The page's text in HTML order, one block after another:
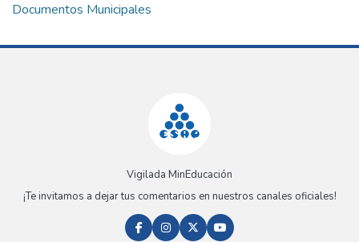
Documentos Municipales
Vigilada MinEducación
¡Te invitamos a dejar tus comentarios en nuestros canales oficiales!